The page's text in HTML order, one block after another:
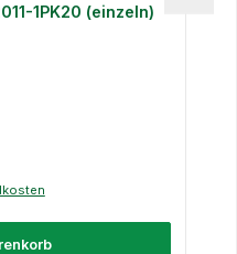
1PK20 (einzeln)